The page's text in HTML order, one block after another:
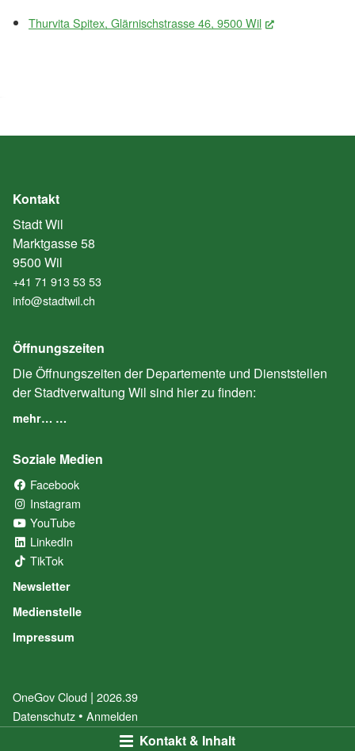
Kontakt & Inhalt
Thurvita Spitex, Glärnischstrasse 46, 9500 Wil (External Link)
Kontakt
Stadt Wil
Marktgasse 58
9500 Wil
+41 71 913 53 53
info@stadtwil.ch
Öffnungszeiten
Die Öffnungszeiten der Departemente und Dienststellen
der Stadtverwaltung Wil sind hier zu finden:
mehr… …
Soziale Medien
Facebook
Instagram
YouTube
LinkedIn
TikTok
Newsletter
Medienstelle
Impressum
OneGov Cloud (External Link)
| 2026.39
Datenschutz (External Link)
Anmelden